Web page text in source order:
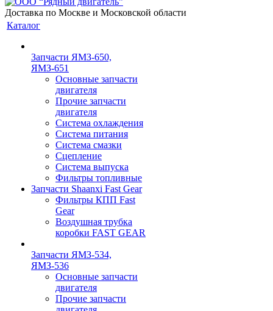
Доставка по Москве и Московской области
Каталог
Запчасти ЯМЗ-650,
ЯМЗ-651
Основные запчасти
двигателя
Прочие запчасти
двигателя
Система охлаждения
Система питания
Система смазки
Сцепление
Система выпуска
Фильтры топливные
Запчасти Shaanxi Fast Gear
Фильтры КПП Fast
Gear
Воздушная трубка
коробки FAST GEAR
Запчасти ЯМЗ-534,
ЯМЗ-536
Основные запчасти
двигателя
Прочие запчасти